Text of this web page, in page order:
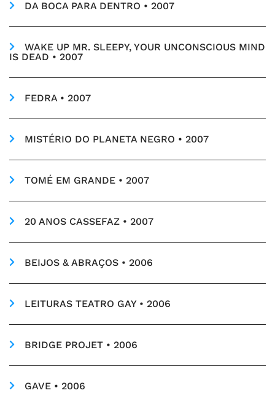
DA BOCA PARA DENTRO • 2007
WAKE UP MR. SLEEPY, YOUR UNCONSCIOUS MIND
IS DEAD • 2007
FEDRA • 2007
MISTÉRIO DO PLANETA NEGRO • 2007
TOMÉ EM GRANDE • 2007
20 ANOS CASSEFAZ • 2007
BEIJOS & ABRAÇOS • 2006
LEITURAS TEATRO GAY • 2006
BRIDGE PROJET • 2006
GAVE • 2006